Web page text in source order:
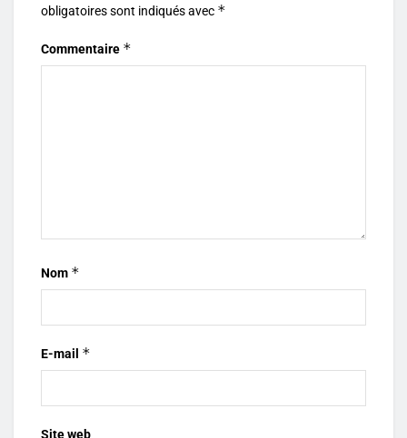
obligatoires sont indiqués avec *
Commentaire *
Nom *
E-mail *
Site web